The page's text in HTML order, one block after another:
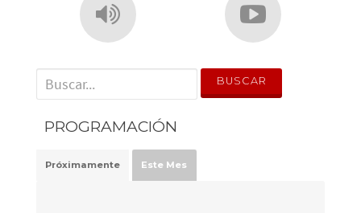
' . __('Search for:') . '
PROGRAMACIÓN
Próximamente Este Mes